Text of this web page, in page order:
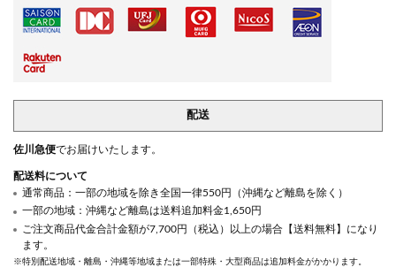
配送
佐川急便でお届けいたします。
配送料について
通常商品：一部の地域を除き全国一律550円（沖縄など離島を除く）
一部の地域：沖縄など離島は送料追加料金1,650円
ご注文商品代金合計金額が7,700円（税込）以上の場合【送料無料】になり
ます。
※特別配送地域・離島・沖縄等地域または一部特殊・大型商品は追加料金がかかります。